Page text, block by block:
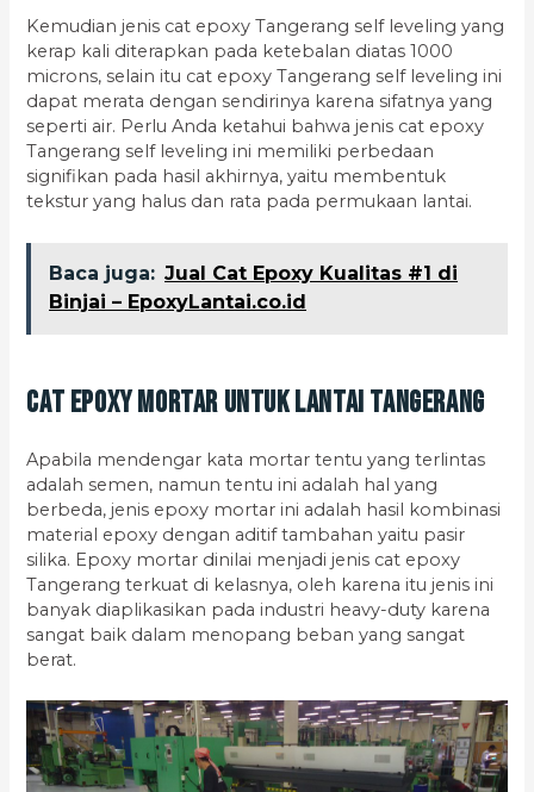
Kemudian jenis cat epoxy Tangerang self leveling yang
kerap kali diterapkan pada ketebalan diatas 1000
microns, selain itu cat epoxy Tangerang self leveling ini
dapat merata dengan sendirinya karena sifatnya yang
seperti air. Perlu Anda ketahui bahwa jenis cat epoxy
Tangerang self leveling ini memiliki perbedaan
signifikan pada hasil akhirnya, yaitu membentuk
tekstur yang halus dan rata pada permukaan lantai.
Baca juga: Jual Cat Epoxy Kualitas #1 di
Binjai – EpoxyLantai.co.id
Cat Epoxy Mortar untuk Lantai Tangerang
Apabila mendengar kata mortar tentu yang terlintas
adalah semen, namun tentu ini adalah hal yang
berbeda, jenis epoxy mortar ini adalah hasil kombinasi
material epoxy dengan aditif tambahan yaitu pasir
silika. Epoxy mortar dinilai menjadi jenis cat epoxy
Tangerang terkuat di kelasnya, oleh karena itu jenis ini
banyak diaplikasikan pada industri heavy-duty karena
sangat baik dalam menopang beban yang sangat
berat.